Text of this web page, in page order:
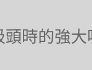
時的強